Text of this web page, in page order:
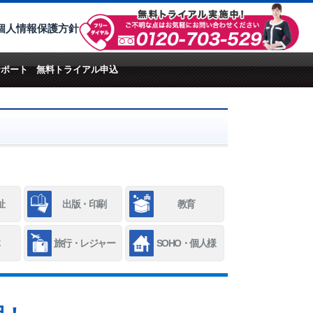
人情報保護方針
ート 無料トライアル申込
出版・印刷 教育
旅行・レジャー SOHO・個人様